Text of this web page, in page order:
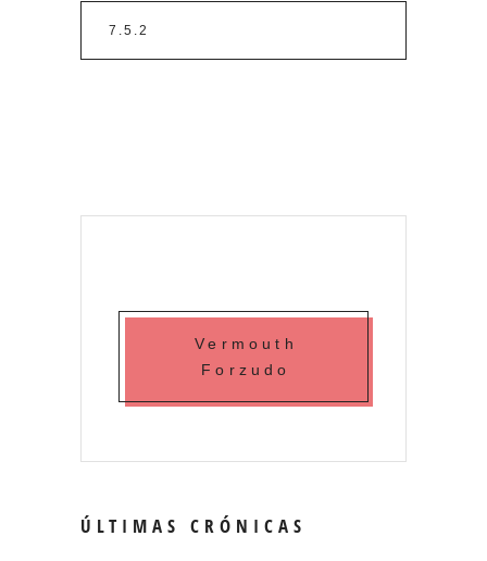
Vermouth
Forzudo
ÚLTIMAS CRÓNICAS